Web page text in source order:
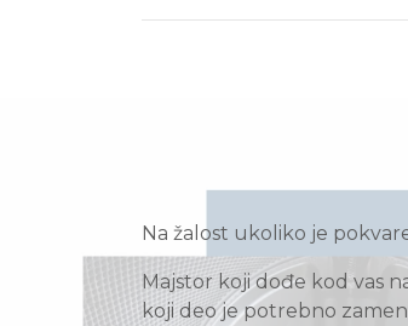
Na žalost ukoliko je
Majstor koji dođe kod vas
koji deo je potrebno